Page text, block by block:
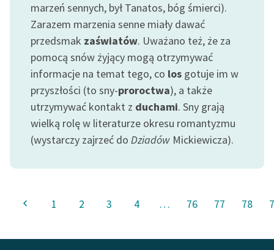
marzeń sennych, był Tanatos, bóg śmierci).
Zarazem marzenia senne miały dawać
przedsmak zaświatów. Uważano też, że za
pomocą snów żyjący mogą otrzymywać
informacje na temat tego, co los gotuje im w
przyszłości (to sny-proroctwa), a także
utrzymywać kontakt z duchami. Sny grają
wielką rolę w literaturze okresu romantyzmu
(wystarczy zajrzeć do Dziadów Mickiewicza).
1 2 3 4 … 76 77 78